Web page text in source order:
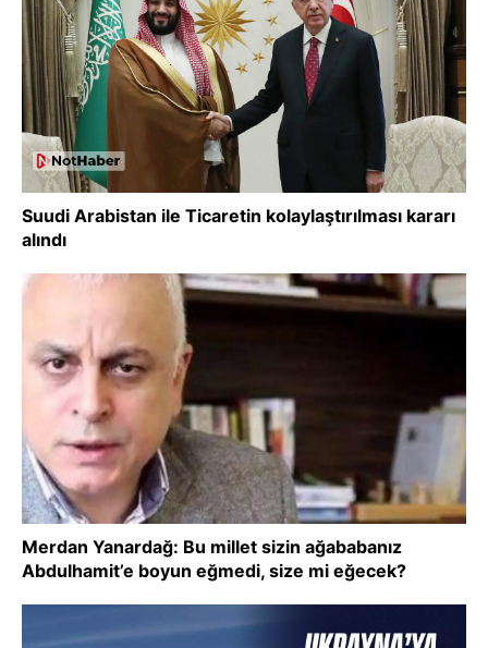
Suudi Arabistan ile Ticaretin kolaylaştırılması kararı
alındı
Merdan Yanardağ: Bu millet sizin ağababanız
Abdulhamit’e boyun eğmedi, size mi eğecek?